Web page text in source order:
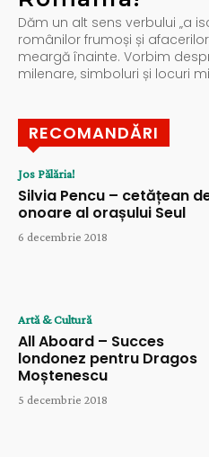
Dăm un alt sens verbului „a
românilor frumoși și
meargă înainte. Vorbim
milenare, simboluri și locuri
RECOMANDĂRI
Jos Pălăria!
Silvia Pencu – cetățean
onoare al orașului Seul
6 decembrie 2018
Artă & Cultură
All Aboard – Succes
londonez pentru Dragos
Moștenescu
5 decembrie 2018